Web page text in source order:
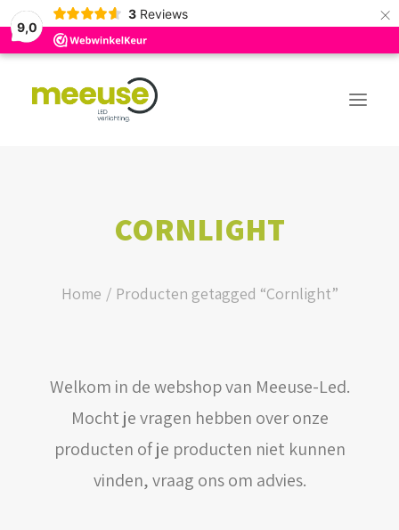
9,0
3 Reviews ×
BUDGET ASSORTIMENT
WEBSHOP
LOGIN / REGISTER
WINKELWAGEN
CORNLIGHT
Home Producten getagged “Cornlight”
Welkom in de webshop van Meeuse-Led.
Mocht je vragen hebben over onze
producten of je producten niet kunnen
vinden, vraag ons om advies.